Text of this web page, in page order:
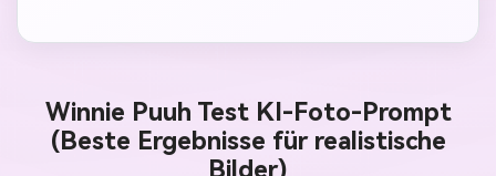
Winnie Puuh Test KI-Foto-Prompt
(Beste Ergebnisse für realistische
Bilder)